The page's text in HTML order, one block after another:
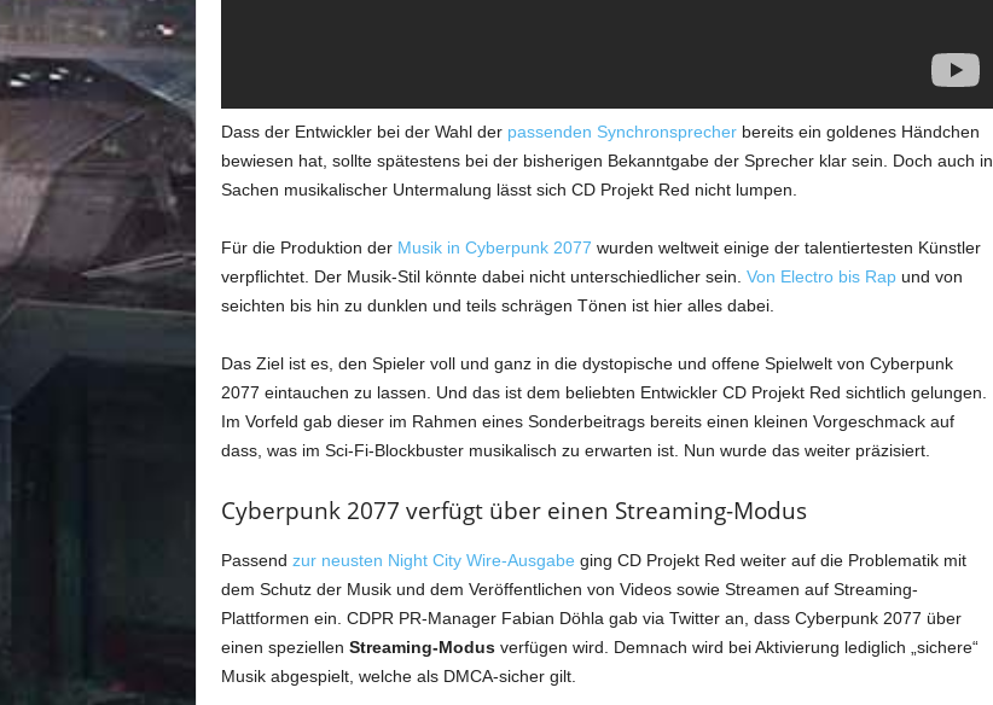
Dass der Entwickler bei der Wahl der passenden Synchronsprecherbereits ein goldenes Händchen
bewiesen hat, sollte spätestens bei der bisherigen Bekanntgabe der Sprecher klar sein. Doch auch in
Sachen musikalischer Untermalung lässt sich CD Projekt Red nicht lumpen.
Für die Produktion der Musik in Cyberpunk 2077 wurden weltweit einige der talentiertesten Künstler
verpflichtet. Der Musik-Stil könnte dabei nicht unterschiedlicher sein. Von Electro bis Rapund von
seichten bis hin zu dunklen und teils schrägen Tönen ist hier alles dabei.
Das Ziel ist es, den Spieler voll und ganz in die dystopische und offene Spielwelt von Cyberpunk
2077 eintauchen zu lassen. Und das ist dem beliebten Entwickler CD Projekt Red sichtlich gelungen.
Im Vorfeld gab dieser im Rahmen eines Sonderbeitrags bereits einen kleinen Vorgeschmack auf
dass, was im Sci-Fi-Blockbuster musikalisch zu erwarten ist. Nun wurde das weiter präzisiert.
Cyberpunk 2077 verfügt über einen Streaming-Modus
Passend zur neusten Night City Wire-Ausgabe ging CD Projekt Red weiter auf die Problematik mit
dem Schutz der Musik und dem Veröffentlichen von Videos sowie Streamen auf Streaming-
Plattformen ein. CDPR PR-Manager Fabian Döhla gab via Twitter an, dass Cyberpunk 2077 über
einen speziellen Streaming-Modusverfügen wird. Demnach wird bei Aktivierung lediglich „sichere“
Musik abgespielt, welche als DMCA-sicher gilt.